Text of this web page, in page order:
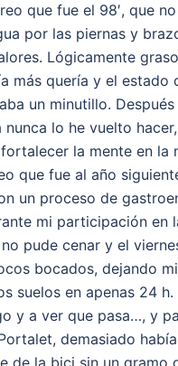
que fue el 98′, que
por las piernas y
Lógicamente
más quería y el estado
un minutillo. Después
nunca lo he vuelto
la mente en la
que fue al año
un proceso de
mi participación en
pude cenar y el
bocados, dejando
suelos en apenas 24 h.
y a ver que pasa…, y
demasiado